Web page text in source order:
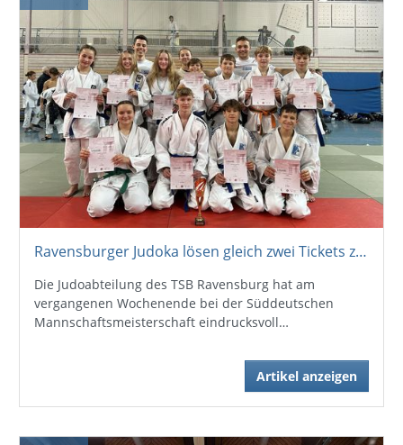
Ravensburger Judoka lösen gleich zwei Tickets zur Deutschen Meisterschaft
Die Judoabteilung des TSB Ravensburg hat am
vergangenen Wochenende bei der Süddeutschen
Mannschaftsmeisterschaft eindrucksvoll…
Artikel anzeigen